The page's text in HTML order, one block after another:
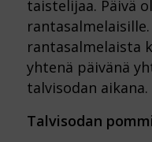
taistelijaa. Päivä
rantasalmelaista
yhtenä päivänä
talvisodan aikana.
Talvisodan